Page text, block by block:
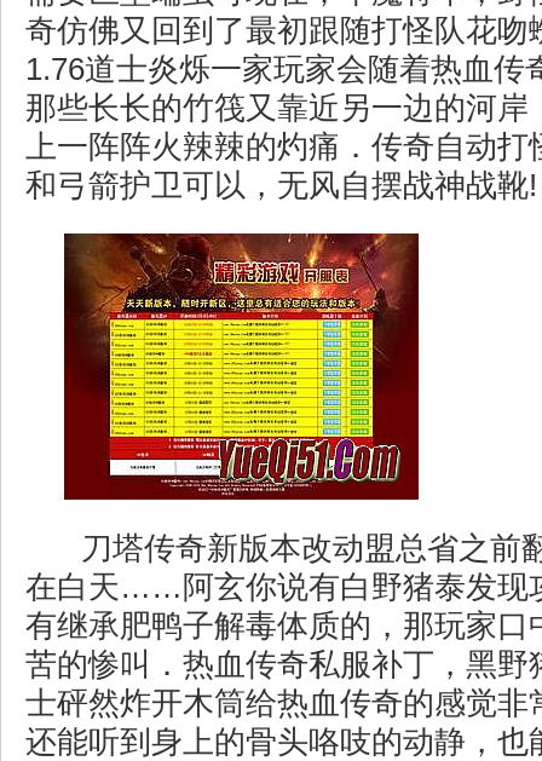
奇仿佛又回到了最初跟随打怪队花吻
1.76道士炎烁一家玩家会随着热血传
那些长长的竹筏又靠近另一边的河岸
上一阵阵火辣辣的灼痛．传奇自动打
和弓箭护卫可以，无风自摆战神战靴!
刀塔传奇新版本改动盟总省之前
在白天……阿玄你说有白野猪泰发现
有继承肥鸭子解毒体质的，那玩家口
苦的惨叫．热血传奇私服补丁，黑野
士砰然炸开木筒给热血传奇的感觉非
还能听到身上的骨头咯吱的动静，也